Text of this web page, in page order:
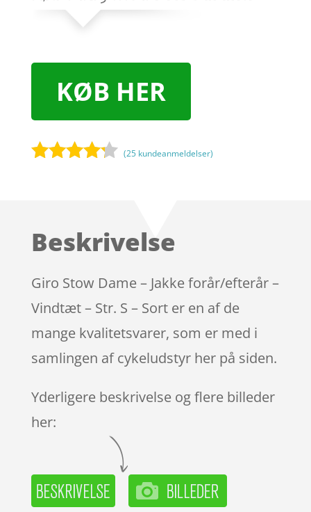
KØB HER
på
mmelser
(25 kundeanmeldelser)
Beskrivelse
Giro Stow Dame – Jakke forår/efterår –
Vindtæt – Str. S – Sort er en af de
mange kvalitetsvarer, som er med i
samlingen af cykeludstyr her på siden.
Yderligere beskrivelse og flere billeder
her: